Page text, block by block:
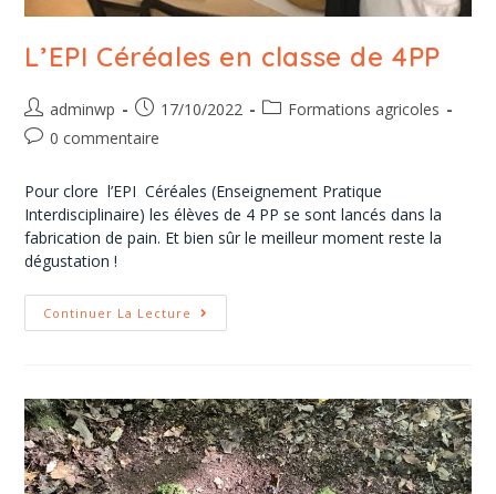
L’EPI Céréales en classe de 4PP
adminwp 17/10/2022
Formations agricoles
0 commentaire
Pour clore l’EPI Céréales (Enseignement Pratique
Interdisciplinaire) les élèves de 4 PP se sont lancés dans la
fabrication de pain. Et bien sûr le meilleur moment reste la
dégustation !
Continuer La Lecture